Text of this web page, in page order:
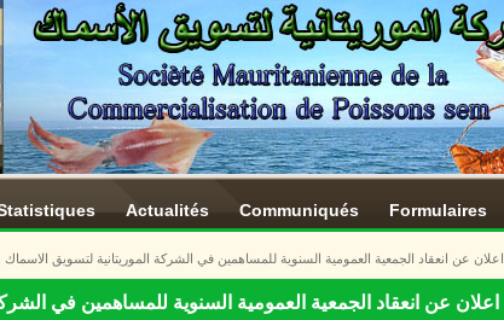
Actualités Communiqués Formulaires
اعلان عن انعقاد الجمعية العمومية السنوية للمساهمين في الشركة الموريتانية لتسويق
اعلان عن انعقاد الجمعية العمومية السنوية للمساهمين في